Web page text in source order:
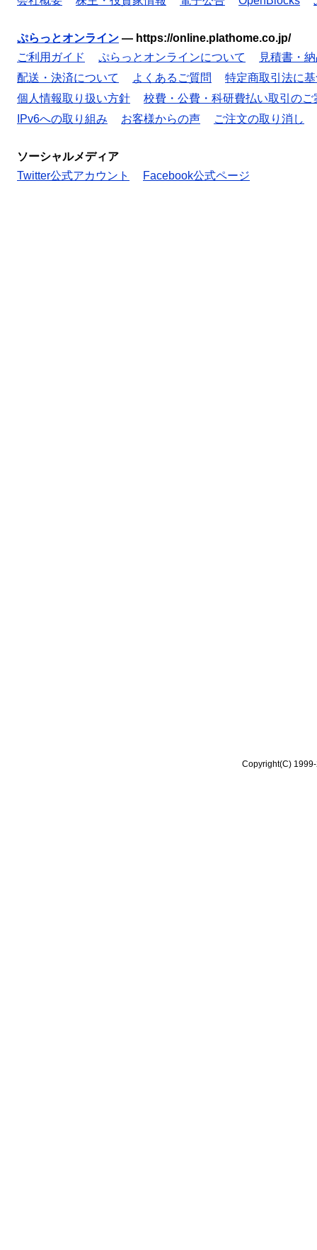
ぷらっとオンライン — https://online.plathome.co.jp/
ご利用ガイド
ぷらっとオンラインについて
見積書・
配送・決済について
よくあるご質問
特定商取引法に
個人情報取り扱い方針
校費・公費・科研費払い取引のご
IPv6への取り組み
お客様からの声 ご注文の取り消し
ソーシャルメディア
Twitter公式アカウント
Facebook公式ページ
Copyright(C)